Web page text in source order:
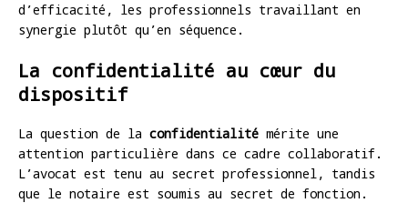
d’efficacité, les professionnels travaillant en
synergie plutôt qu’en séquence.
La confidentialité au cœur du
dispositif
La question de la confidentialité mérite une
attention particulière dans ce cadre collaboratif.
L’avocat est tenu au secret professionnel, tandis
que le notaire est soumis au secret de fonction.